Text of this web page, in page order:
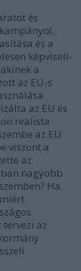
és
és a
képviseli-
a
az EU-s
az EU és
realista
az EU
viszont a
az
nagyobb
Ha
az